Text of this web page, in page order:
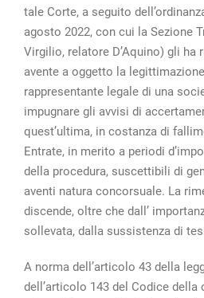
tale Corte, a seguito
agosto 2022, con cui la Sezione
Virgilio, relatore D’Aquino) gli ha
avente a oggetto la
rappresentante legale di una
impugnare gli avvisi di
quest’ultima, in costanza di
Entrate, in merito a periodi
della procedura, suscettibili di
aventi natura concorsuale. La
discende, oltre che dall’
sollevata, dalla sussistenza di
A norma dell’articolo 43 della
dell’articolo 143 del Codice